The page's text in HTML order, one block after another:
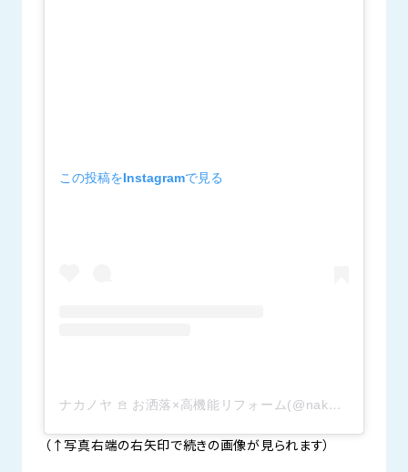
この投稿をInstagramで見る
ナカノヤ 𖠿 お洒落×高機能リフォーム(@nakanoya_official)がシェアした投稿
（↑写真右端の右矢印で続きの画像が見られます）